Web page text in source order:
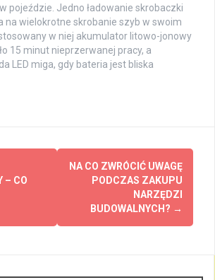
pojeździe. Jedno ładowanie skrobaczki
na wielokrotne skrobanie szyb w swoim
w niej akumulator litowo-jonowy
15 minut nieprzerwanej pracy, a
LED miga, gdy bateria jest bliska
– CO
NA CO ZWRÓCIĆ UWAGĘ
PODCZAS ZAKUPU
NARZĘDZI
BUDOWALNYCH? →